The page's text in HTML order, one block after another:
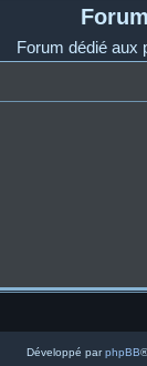
Forum dédié aux
Développé parphpBB